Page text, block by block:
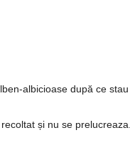
albicioase după ce
și nu se prelucreaza.